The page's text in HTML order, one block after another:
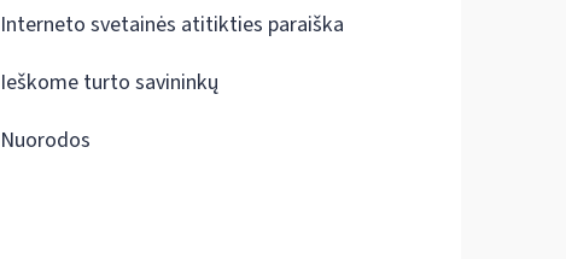
Interneto svetainės atitikties paraiška
Ieškome turto savininkų
Nuorodos